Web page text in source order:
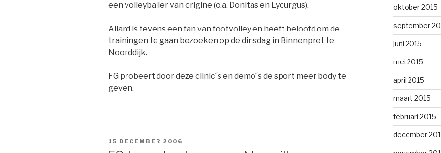
een volleyballer van origine (o.a. Donitas en Lycurgus).
Allard is tevens een fan van footvolley en heeft beloofd om de
trainingen te gaan bezoeken op de dinsdag in Binnenpret te
Noorddijk.
FG probeert door deze clinic´s en demo´s de sport meer body te
geven.
GEPLAATST
15 DECEMBER 2006
oktober 2015
september
juni 2015
mei 2015
april 2015
maart 2015
februari 2015
december